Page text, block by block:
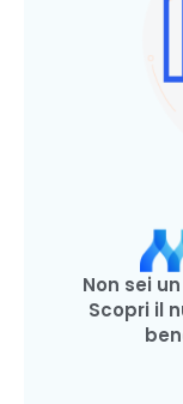
Non sei
Scopri il